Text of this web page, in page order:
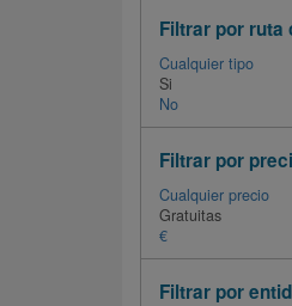
Filtrar por ruta
Cualquier tipo
Si
No
Filtrar por
Cualquier precio
Gratuitas
€
Filtrar por